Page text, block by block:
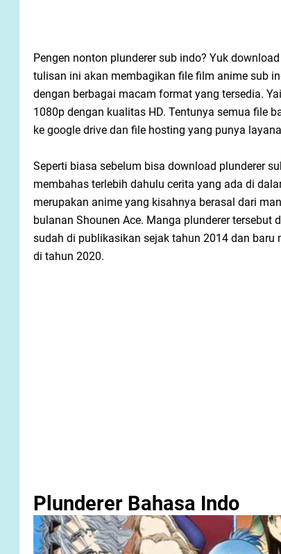
Pengen nonton plunderer sub indo? Yuk
tulisan ini akan membagikan file film anime sub
dengan berbagai macam format yang tersedia.
1080p dengan kualitas HD. Tentunya semua file
ke google drive dan file hosting yang punya
Seperti biasa sebelum bisa download plunderer
membahas terlebih dahulu cerita yang ada di
merupakan anime yang kisahnya berasal dari
bulanan Shounen Ace. Manga plunderer tersebut
sudah di publikasikan sejak tahun 2014 dan baru
di tahun 2020.
Plunderer Bahasa Indo